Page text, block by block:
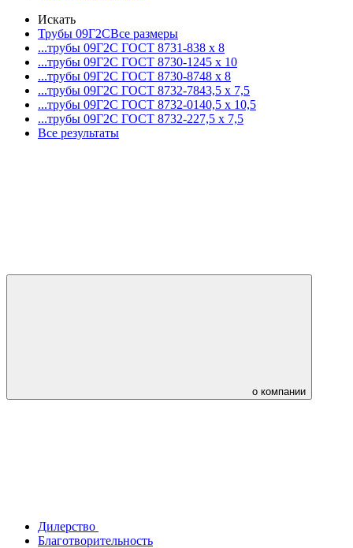
Искать
Трубы 09Г2СВсе размеры
...трубы 09Г2С ГОСТ 8731-838 x 8
...трубы 09Г2С ГОСТ 8730-1245 x 10
...трубы 09Г2С ГОСТ 8730-8748 x 8
...трубы 09Г2С ГОСТ 8732-7843,5 x 7,5
...трубы 09Г2С ГОСТ 8732-0140,5 x 10,5
...трубы 09Г2С ГОСТ 8732-227,5 x 7,5
Все результаты
о компании
Дилерство
Благотворительность